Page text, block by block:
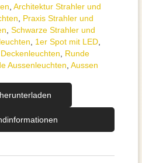
Architektur Strahler und
Praxis Strahler und
Schwarze Strahler und
1er Spot mit LED
Runde
Aussenleuchten Aussen